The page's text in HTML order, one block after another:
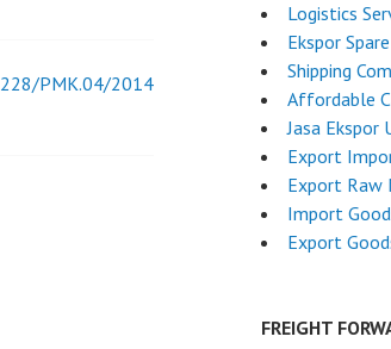
228/PMK.04/2014
Logistics
Ekspor
Shipping
Affordable
Jasa Ekspor
Export
Export Raw
Import
Export
FREIGHT